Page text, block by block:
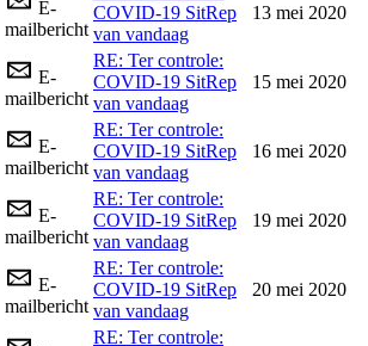
E-
mailbericht
COVID-19 SitRep
van vandaag
13 mei 2020
E-
mailbericht
RE: Ter controle:
COVID-19 SitRep
van vandaag
15 mei 2020
E-
mailbericht
RE: Ter controle:
COVID-19 SitRep
van vandaag
16 mei 2020
E-
mailbericht
RE: Ter controle:
COVID-19 SitRep
van vandaag
19 mei 2020
E-
mailbericht
RE: Ter controle:
COVID-19 SitRep
van vandaag
20 mei 2020
RE: Ter controle: